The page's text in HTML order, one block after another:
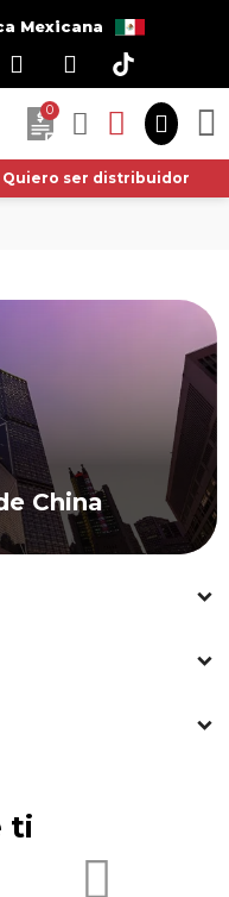
Mexicana
0
Quiero ser distribuidor
China
ti